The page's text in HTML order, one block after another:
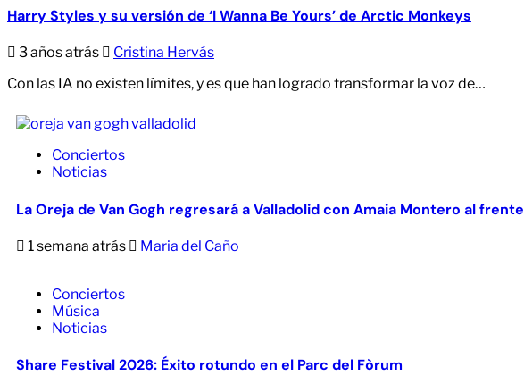
Harry Styles y su versión de ‘I Wanna Be Yours’ de Arctic Monkeys
3 años atrás
Cristina Hervás
Con las IA no existen límites, y es que han logrado transformar la voz de…
Conciertos
Noticias
La Oreja de Van Gogh regresará a Valladolid con Amaia Montero al frente
1 semana atrás Maria del Caño
Conciertos
Música
Noticias
Share Festival 2026: Éxito rotundo en el Parc del Fòrum